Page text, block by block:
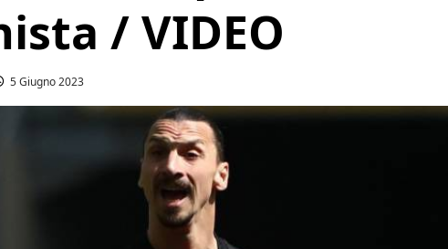
/ VIDEO
5 Giugno 2023